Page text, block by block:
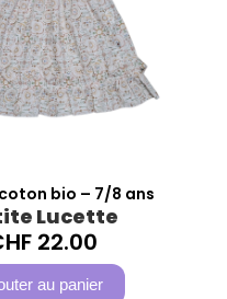
bio – 7/8 ans
Lucette
22.00
au panier